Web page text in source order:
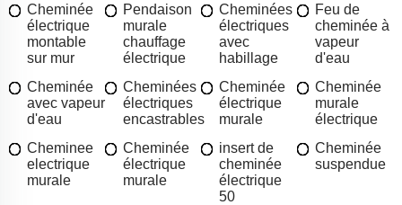
Cheminée
électrique
montable
sur mur
Pendaison
murale
chauffage
électrique
Cheminées
électriques
avec
habillage
Feu de
cheminée à
vapeur
d'eau
Cheminée
avec vapeur
d'eau
Cheminées
électriques
encastrables
Cheminée
électrique
murale
Cheminée
murale
électrique
Cheminee
electrique
murale
Cheminée
électrique
murale
insert de
cheminée
électrique
50
Cheminée
suspendue